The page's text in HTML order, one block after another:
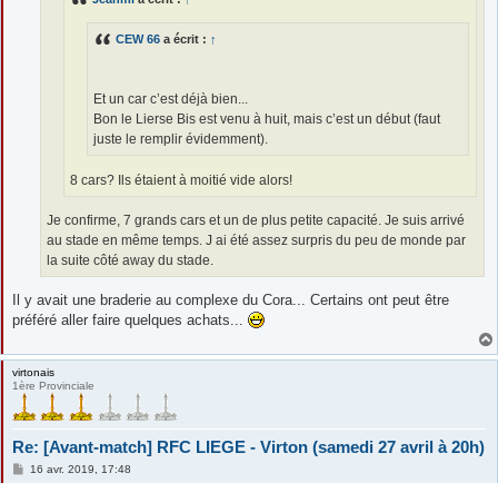
CEW 66 a écrit : ↑
Et un car c’est déjà bien...
Bon le Lierse Bis est venu à huit, mais c’est un début (faut
juste le remplir évidemment).
8 cars? Ils étaient à moitié vide alors!
Je confirme, 7 grands cars et un de plus petite capacité. Je suis arrivé
au stade en même temps. J ai été assez surpris du peu de monde par
la suite côté away du stade.
Il y avait une braderie au complexe du Cora... Certains ont peut être
préféré aller faire quelques achats...
virtonais
1ère Provinciale
Re: [Avant-match] RFC LIEGE - Virton (samedi 27 avril à 20h)
M16 avr. 2019, 17:48